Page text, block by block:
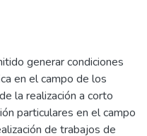
generar condiciones
en el campo de los
la realización a corto
particulares en el campo
de trabajos de